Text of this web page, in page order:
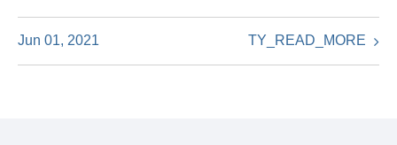
Jun 01, 2021 TY_READ_MORE